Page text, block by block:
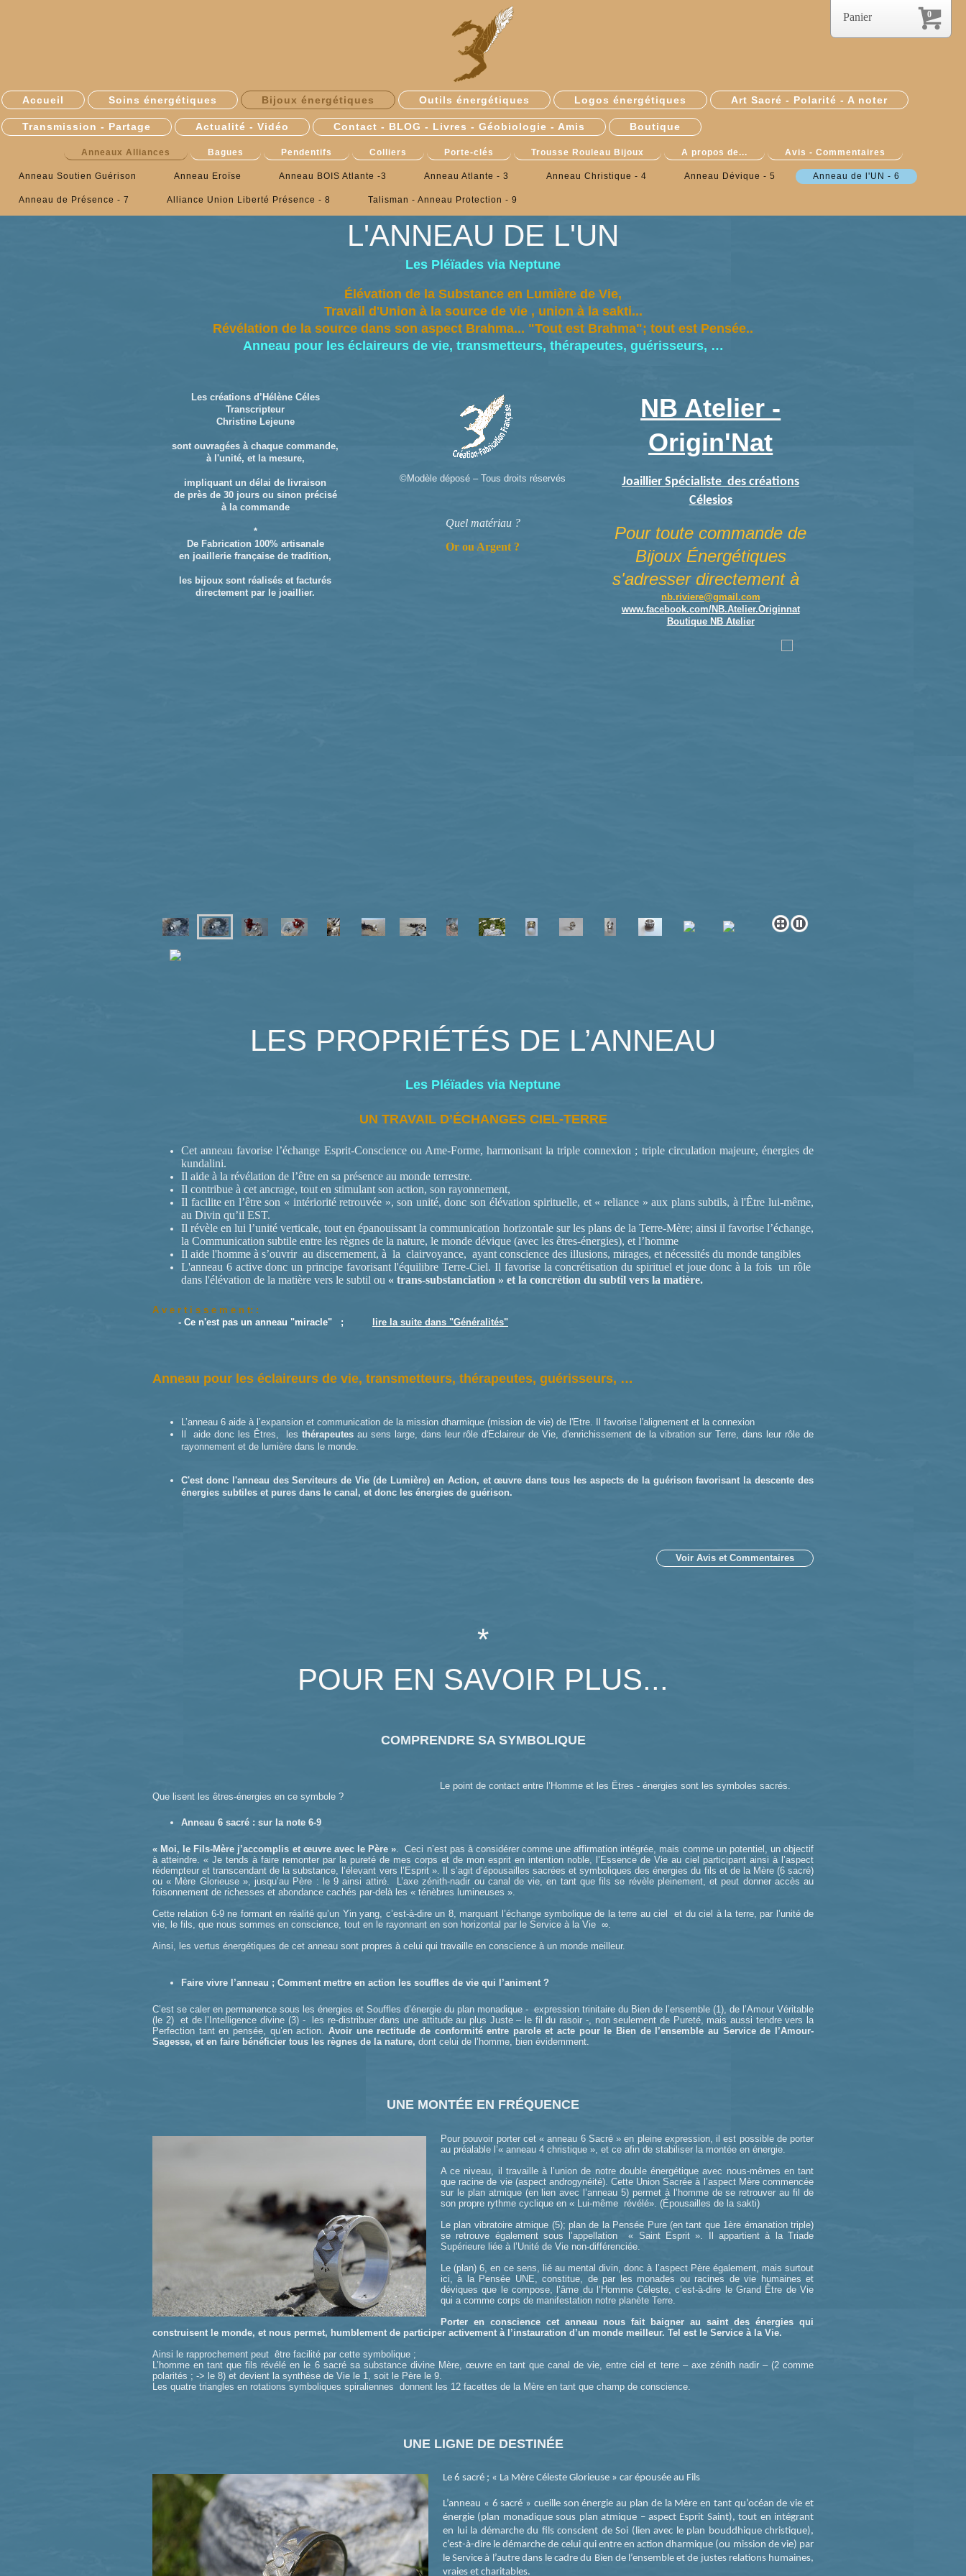
Accueil Soins énergétiques Bijoux énergétiques Outils énergétiques Logos énergétiques Art Sacré - Polarité - A noter
Transmission - Partage Actualité - Vidéo Contact - BLOG - Livres - Géobiologie - Amis Boutique
Anneaux Alliances Bagues Pendentifs Colliers Porte-clés Trousse Rouleau Bijoux A propos de... Avis - Commentaires
Anneau Soutien Guérison Anneau Eroïse Anneau BOIS Atlante -3 Anneau Atlante - 3 Anneau Christique - 4 Anneau Dévique - 5 Anneau de l'UN - 6
Anneau de Présence - 7 Alliance Union Liberté Présence - 8 Talisman - Anneau Protection - 9
L'ANNEAU DE L'UN
Les Pléïades via Neptune
Élévation de la Substance en Lumière de Vie,
Travail d'Union à la source de vie , union à la sakti...
Révélation de la source dans son aspect Brahma... "Tout est Brahma"; tout est Pensée..
Anneau pour les éclaireurs de vie, transmetteurs, thérapeutes, guérisseurs, …
Les créations d’Hélène Céles
Transcripteur
Christine Lejeune
sont ouvragées à chaque commande,
à l'unité, et la mesure,
impliquant un délai de livraison
de près de 30 jours ou sinon précisé
à la commande
*
De Fabrication 100% artisanale
en joaillerie française de tradition,
les bijoux sont réalisés et facturés
directement par le joaillier.
©Modèle déposé – Tous droits réservés
Quel matériau ?
Or ou Argent ?
NB Atelier -
Origin'Nat
Joaillier Spécialiste des créations
Célesios
Pour toute commande de
Bijoux Énergétiques
s'adresser directement à
nb.riviere@gmail.com
www.facebook.com/NB.Atelier.Originnat
Boutique NB Atelier
LES PROPRIÉTÉS DE L’ANNEAU
Les Pléïades via Neptune
UN TRAVAIL D’ÉCHANGES CIEL-TERRE
Cet anneau favorise l’échange Esprit-Conscience ou Ame-Forme, harmonisant la triple connexion ; triple circulation majeure, énergies de
kundalini.
Il aide à la révélation de l’être en sa présence au monde terrestre.
Il contribue à cet ancrage, tout en stimulant son action, son rayonnement,
Il facilite en l’être son « intériorité retrouvée », son unité, donc son élévation spirituelle, et « reliance » aux plans subtils, à l'Être lui-même,
au Divin qu’il EST.
Il révèle en lui l’unité verticale, tout en épanouissant la communication horizontale sur les plans de la Terre-Mère; ainsi il favorise l’échange,
la Communication subtile entre les règnes de la nature, le monde dévique (avec les êtres-énergies), et l’homme
Il aide l'homme à s’ouvrir au discernement, à la clairvoyance, ayant conscience des illusions, mirages, et nécessités du monde tangibles
L'anneau 6 active donc un principe favorisant l'équilibre Terre-Ciel. Il favorise la concrétisation du spirituel et joue donc à la fois un rôle
dans l'élévation de la matière vers le subtil ou « trans-substanciation » et la concrétion du subtil vers la matière.
A v e r t i s s e m e n t: :
- Ce n'est pas un anneau "miracle" ; lire la suite dans "Généralités"
Anneau pour les éclaireurs de vie, transmetteurs, thérapeutes, guérisseurs, …
L’anneau 6 aide à l’expansion et communication de la mission dharmique (mission de vie) de l'Etre. Il favorise l'alignement et la connexion
Il aide donc les Êtres, les thérapeutesau sens large, dans leur rôle d'Eclaireur de Vie, d'enrichissement de la vibration sur Terre, dans leur rôle de
rayonnement et de lumière dans le monde.
C'est donc l'anneau des Serviteurs de Vie (de Lumière) en Action, et œuvre dans tous les aspects de la guérison favorisant la descente des
énergies subtiles et pures dans le canal, et donc les énergies de guérison.
Voir Avis et Commentaires
*
POUR EN SAVOIR PLUS...
COMPRENDRE SA SYMBOLIQUE
Le point de contact entre l’Homme et les Êtres - énergies sont les symboles sacrés.
Que lisent les êtres-énergies en ce symbole ?
Anneau 6 sacré : sur la note 6-9
« Moi, le Fils-Mère j’accomplis et œuvre avec le Père » . Ceci n’est pas à considérer comme une affirmation intégrée, mais comme un potentiel, un objectif
à atteindre. « Je tends à faire remonter par la pureté de mes corps et de mon esprit en intention noble, l’Essence de Vie au ciel participant ainsi à l’aspect
rédempteur et transcendant de la substance, l’élevant vers l’Esprit ». Il s’agit d’épousailles sacrées et symboliques des énergies du fils et de la Mère (6 sacré)
ou « Mère Glorieuse », jusqu’au Père : le 9 ainsi attiré. L’axe zénith-nadir ou canal de vie, en tant que fils se révèle pleinement, et peut donner accès au
foisonnement de richesses et abondance cachés par-delà les « ténèbres lumineuses ».
Cette relation 6-9 ne formant en réalité qu’un Yin yang, c’est-à-dire un 8, marquant l’échange symbolique de la terre au ciel et du ciel à la terre, par l’unité de
vie, le fils, que nous sommes en conscience, tout en le rayonnant en son horizontal par le Service à la Vie ∞.
Ainsi, les vertus énergétiques de cet anneau sont propres à celui qui travaille en conscience à un monde meilleur.
Faire vivre l’anneau ; Comment mettre en action les souffles de vie qui l’animent ?
C’est se caler en permanence sous les énergies et Souffles d’énergie du plan monadique - expression trinitaire du Bien de l’ensemble (1), de l’Amour Véritable
(le 2) et de l’Intelligence divine (3) - les re-distribuer dans une attitude au plus Juste – le fil du rasoir -, non seulement de Pureté, mais aussi tendre vers la
Perfection tant en pensée, qu’en action. Avoir une rectitude de conformité entre parole et acte pour le Bien de l’ensemble au Service de l’Amour-
Sagesse, et en faire bénéficier tous les règnes de la nature, dont celui de l’homme, bien évidemment.
UNE MONTÉE EN FRÉQUENCE
Pour pouvoir porter cet « anneau 6 Sacré » en pleine expression, il est possible de porter
au préalable l’« anneau 4 christique », et ce afin de stabiliser la montée en énergie.
A ce niveau, il travaille à l’union de notre double énergétique avec nous-mêmes en tant
que racine de vie (aspect androgynéité). Cette Union Sacrée à l’aspect Mère commencée
sur le plan atmique (en lien avec l’anneau 5) permet à l’homme de se retrouver au fil de
son propre rythme cyclique en « Lui-même révélé». (Épousailles de la sakti)
Le plan vibratoire atmique (5); plan de la Pensée Pure (en tant que 1ère émanation triple)
se retrouve également sous l’appellation « Saint Esprit ». Il appartient à la Triade
Supérieure liée à l’Unité de Vie non-différenciée.
Le (plan) 6, en ce sens, lié au mental divin, donc à l’aspect Père également, mais surtout
ici, à la Pensée UNE, constitue, de par les monades ou racines de vie humaines et
déviques que le compose, l’âme du l’Homme Céleste, c’est-à-dire le Grand Être de Vie
qui a comme corps de manifestation notre planète Terre.
Porter en conscience cet anneau nous fait baigner au saint des énergies qui
construisent le monde, et nous permet, humblement de participer activement à l’instauration d’un monde meilleur. Tel est le Service à la Vie.
Ainsi le rapprochement peut être facilité par cette symbolique ;
L’homme en tant que fils révélé en le 6 sacré sa substance divine Mère, œuvre en tant que canal de vie, entre ciel et terre – axe zénith nadir – (2 comme
polarités ; -> le 8) et devient la synthèse de Vie le 1, soit le Père le 9.
Les quatre triangles en rotations symboliques spiraliennes donnent les 12 facettes de la Mère en tant que champ de conscience.
UNE LIGNE DE DESTINÉE
Le 6 sacré ; « La Mère Céleste Glorieuse » car épousée au Fils
L’anneau « 6 sacré » cueille son énergie au plan de la Mère en tant qu’océan de vie et
énergie (plan monadique sous plan atmique – aspect Esprit Saint), tout en intégrant
en lui la démarche du fils conscient de Soi (lien avec le plan bouddhique christique),
c’est-à-dire le démarche de celui qui entre en action dharmique (ou mission de vie) par
le Service à l’autre dans le cadre du Bien de l’ensemble et de justes relations humaines,
vraies et charitables.
0
Panier